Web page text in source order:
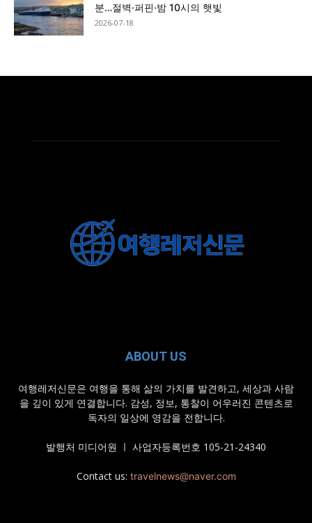
분…절벽·퍼핀·밤 10시의 햇빛
2026-07-18
ABOUT US
여행레저신문은 여행을 통해 삶의 가치를 발견하고, 세상과 사람
을 깊이 있게 연결합니다. 감성, 정보, 통찰이 어우러진 콘텐츠로
독자의 일상에 영감을 전합니다.
발행처 미디어원 ㅣ 사업자등록번호 105-21-24340
Contact us: travelnews@naver.com